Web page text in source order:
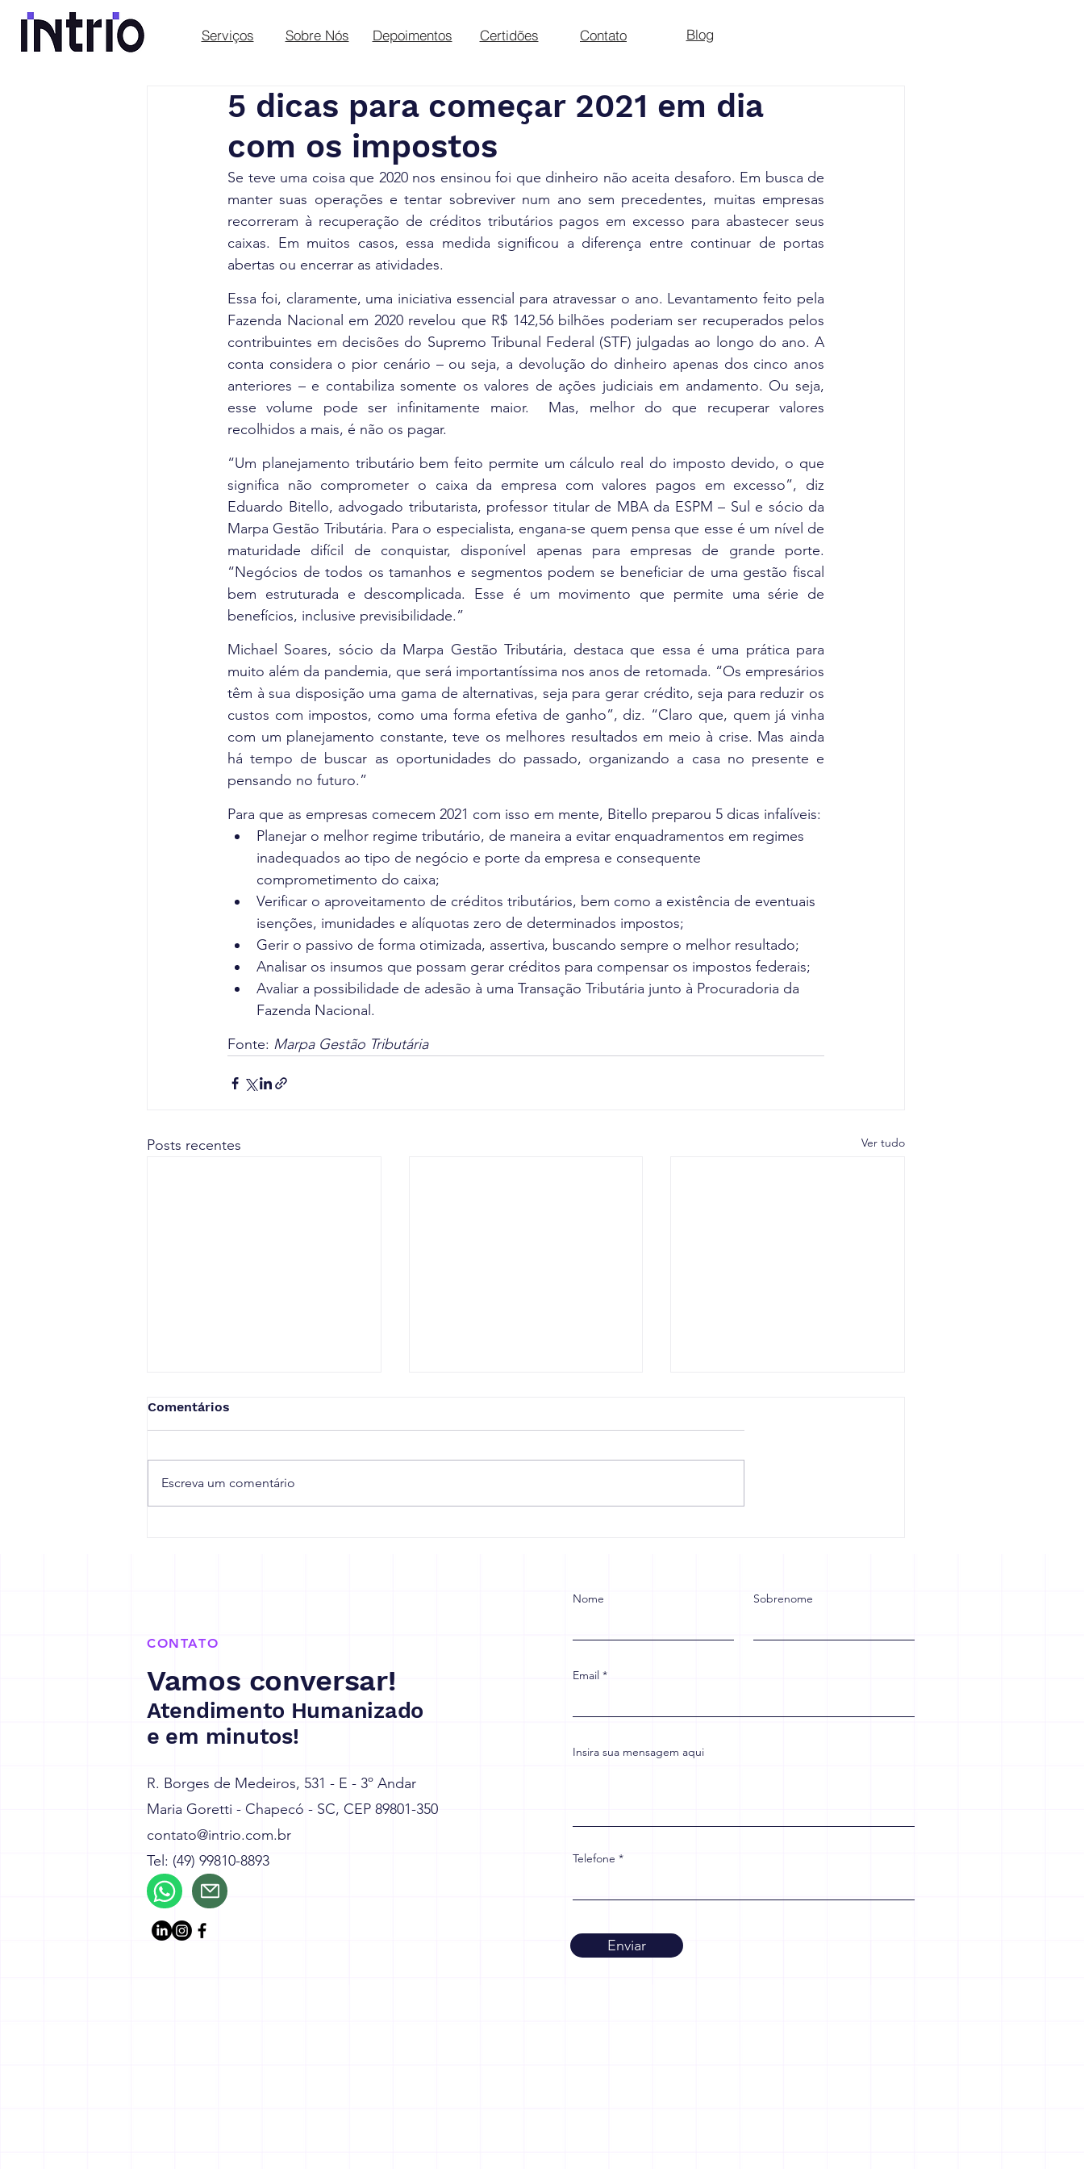
Serviços Sobre Nós Depoimentos Certidões Blog
Contato
5 dicas para começar 2021 em dia
com os impostos
Se teve uma coisa que 2020 nos ensinou foi que dinheiro não aceita desaforo. Em busca de
manter suas operações e tentar sobreviver num ano sem precedentes, muitas empresas
recorreram à recuperação de créditos tributários pagos em excesso para abastecer seus
caixas. Em muitos casos, essa medida significou a diferença entre continuar de portas
abertas ou encerrar as atividades.
Essa foi, claramente, uma iniciativa essencial para atravessar o ano. Levantamento feito pela
Fazenda Nacional em 2020 revelou que R$ 142,56 bilhões poderiam ser recuperados pelos
contribuintes em decisões do Supremo Tribunal Federal (STF) julgadas ao longo do ano. A
conta considera o pior cenário – ou seja, a devolução do dinheiro apenas dos cinco anos
anteriores – e contabiliza somente os valores de ações judiciais em andamento. Ou seja,
esse volume pode ser infinitamente maior.  Mas, melhor do que recuperar valores
recolhidos a mais, é não os pagar.
“Um planejamento tributário bem feito permite um cálculo real do imposto devido, o que
significa não comprometer o caixa da empresa com valores pagos em excesso”, diz
Eduardo Bitello, advogado tributarista, professor titular de MBA da ESPM – Sul e sócio da
Marpa Gestão Tributária. Para o especialista, engana-se quem pensa que esse é um nível de
maturidade difícil de conquistar, disponível apenas para empresas de grande porte.
“Negócios de todos os tamanhos e segmentos podem se beneficiar de uma gestão fiscal
bem estruturada e descomplicada. Esse é um movimento que permite uma série de
benefícios, inclusive previsibilidade.”
Michael Soares, sócio da Marpa Gestão Tributária, destaca que essa é uma prática para
muito além da pandemia, que será importantíssima nos anos de retomada. “Os empresários
têm à sua disposição uma gama de alternativas, seja para gerar crédito, seja para reduzir os
custos com impostos, como uma forma efetiva de ganho”, diz. “Claro que, quem já vinha
com um planejamento constante, teve os melhores resultados em meio à crise. Mas ainda
há tempo de buscar as oportunidades do passado, organizando a casa no presente e
pensando no futuro.”
Planejar o melhor regime tributário, de maneira a evitar enquadramentos em regimes
inadequados ao tipo de negócio e porte da empresa e consequente
comprometimento do caixa;
Verificar o aproveitamento de créditos tributários, bem como a existência de eventuais
isenções, imunidades e alíquotas zero de determinados impostos;
Gerir o passivo de forma otimizada, assertiva, buscando sempre o melhor resultado;
Analisar os insumos que possam gerar créditos para compensar os impostos federais;
Avaliar a possibilidade de adesão à uma Transação Tributária junto à Procuradoria da
Fazenda Nacional.
Fonte: Marpa Gestão Tributária
Posts recentes Ver tudo
Comentários
Escreva um comentário
CONTATO
Vamos conversar!
Atendimento Humanizado
e em minutos!
R. Borges de Medeiros, 531 - E - 3º Andar
Maria Goretti - Chapecó - SC, CEP 89801-350
contato@intrio.com.br
Tel: (49) 99810-8893
Nome Sobrenome
Email
Insira sua mensagem aqui
Telefone
Enviar